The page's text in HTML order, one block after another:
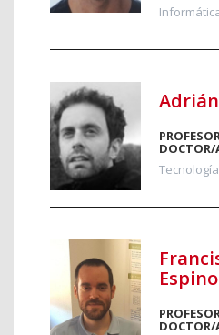
DOCTOR/
DOCTOR/